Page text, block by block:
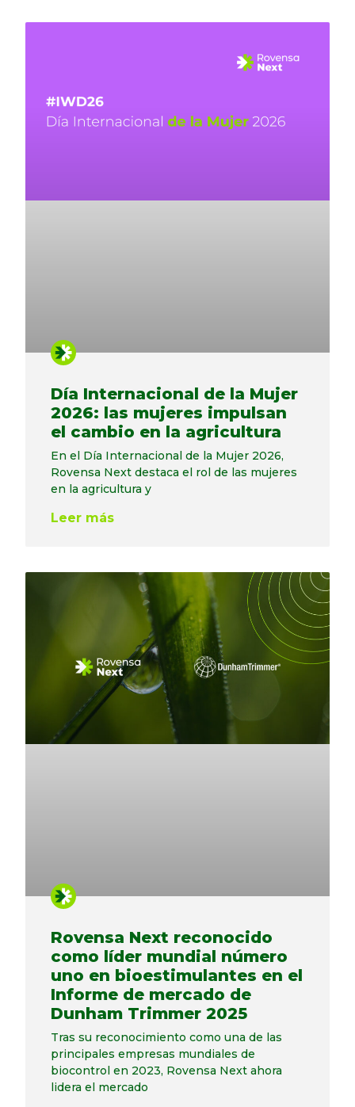
Día Internacional de la Mujer
2026: las mujeres impulsan
el cambio en la agricultura
En el Día Internacional de la Mujer 2026,
Rovensa Next destaca el rol de las mujeres
en la agricultura y
Leer más
Rovensa Next reconocido
como líder mundial número
uno en bioestimulantes en el
Informe de mercado de
Dunham Trimmer 2025
Tras su reconocimiento como una de las
principales empresas mundiales de
biocontrol en 2023, Rovensa Next ahora
lidera el mercado